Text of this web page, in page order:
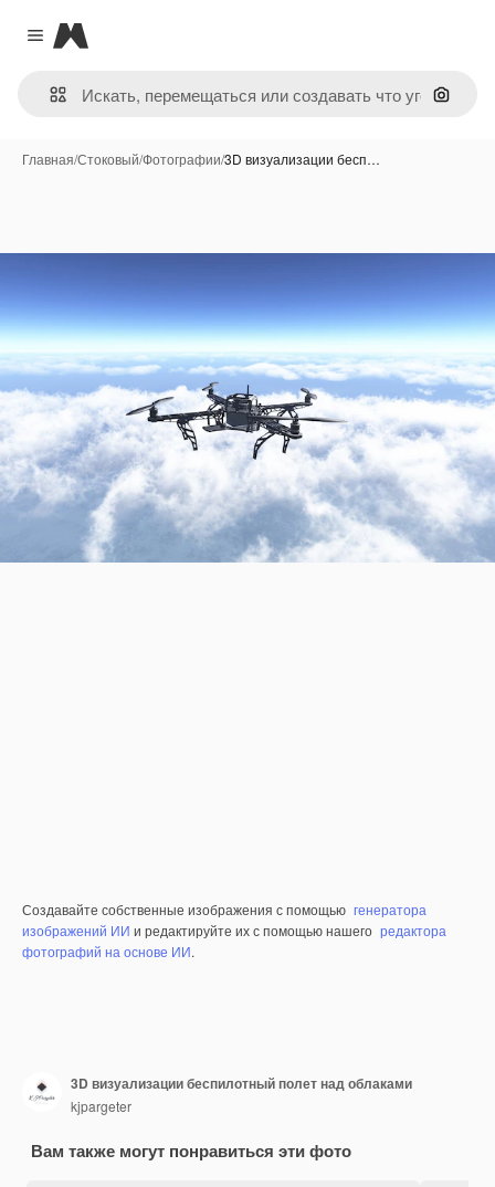
Close menu
Magnific
Поиск
Главная/Стоковый/Фотографии/3D визуализации бесп…
Создавайте собственные изображения с помощью генератора
изображений ИИ и редактируйте их с помощью нашего редактора
фотографий на основе ИИ.
3D визуализации беспилотный полет над облаками
kjpargeter
Вам также могут понравиться эти фото